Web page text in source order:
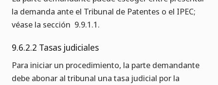
la demanda ante el Tribunal de Patentes o el IPEC;
véase la sección 9.9.1.1.
9.6.2.2 Tasas judiciales
Para iniciar un procedimiento, la parte demandante
debe abonar al tribunal una tasa judicial por la